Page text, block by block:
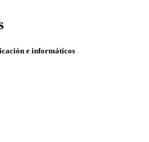
e informáticos